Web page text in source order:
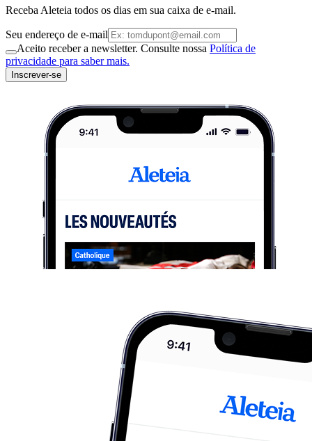
Receba Aleteia todos os dias em sua caixa de e-mail.
Seu endereço de e-mail
Aceito receber a newsletter. Consulte nossa Política de
privacidade para saber mais.
Inscrever-se